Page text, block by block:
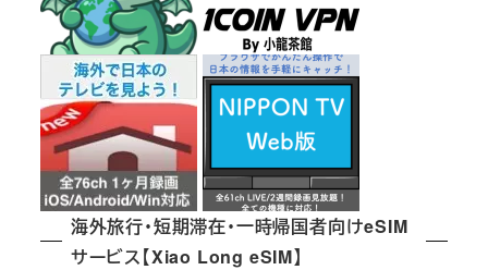
海外旅行・短期滞在・一時帰国者向けeSIM
サービス【Xiao Long eSIM】